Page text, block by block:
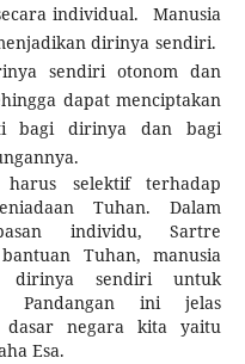
individual. Manusia
dirinya sendiri.
sendiri otonom dan
dapat menciptakan
bagi dirinya dan bagi
selektif terhadap
Tuhan. Dalam
individu, Sartre
Tuhan, manusia
dirinya sendiri untuk
Pandangan ini jelas
dasar negara kita yaitu
Esa.